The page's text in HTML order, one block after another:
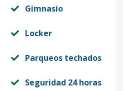
Gimnasio
Locker
Parqueos techados
Seguridad 24 horas